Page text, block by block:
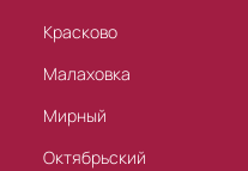
Красково
Малаховка
Мирный
Октябрьский